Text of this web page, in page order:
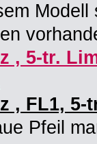
Modell
, 5-tr.
, FL1, 5-
Pfeil